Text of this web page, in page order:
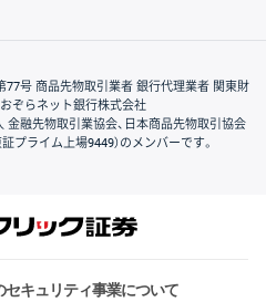
77号 商品先物取引業者 銀行代理業者 関東財
おぞらネット銀行株式会社
金融先物取引業協会、日本商品先物取引協会
プライム上場9449）のメンバーです。
キュリティ事業について